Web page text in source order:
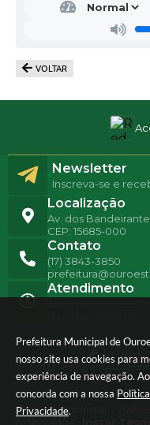
Prefeitura Municipal de
nosso site usa cookies para
experiência de navegação.
concorda com a nossa
Privacidade.
VOLTAR
Localização
Av. dos
CEP: 15685-000
Contato
(17) 3843-3850
Atendimento
Newsletter
Inscreva-se e
Versão do
Portal atualizado
© Copyright Instar - 2006-